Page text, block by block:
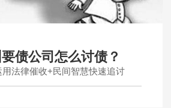
债公司怎么讨债？
用法律催收+民间智慧快速追讨